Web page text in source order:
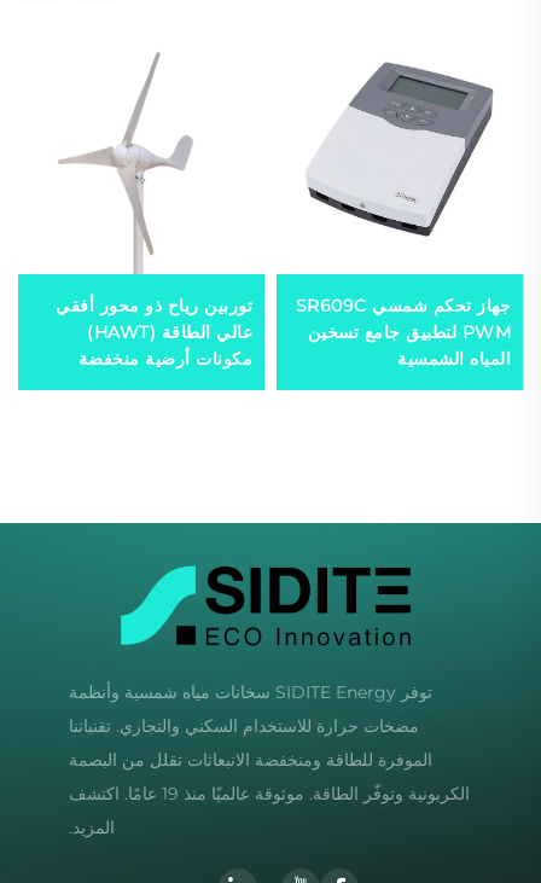
جهاز تحكم شمسي SR609C
PWM لتطبيق جامع تسخين
المياه الشمسية
توربين رياح ذو محور أفقي
عالي الطاقة (HAWT)
مكونات أرضية منخفضة
الضوضاء، مولدات طاقة رياح
توفر SIDITE Energy سخانات مياه شمسية وأنظمة
مضخات حرارة للاستخدام السكني والتجاري. تقنياتنا
الموفرة للطاقة ومنخفضة الانبعاثات تقلل من البصمة
الكربونية وتوفّر الطاقة. موثوقة عالميًا منذ 19 عامًا. اكتشف
المزيد.